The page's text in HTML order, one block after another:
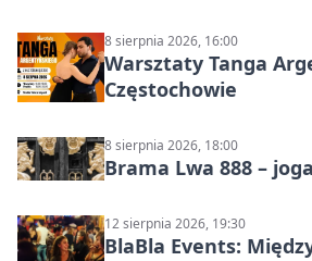
8 sierpnia 2026, 16:00
Warsztaty Tanga
Częstochowie
8 sierpnia 2026, 18:00
Brama Lwa 888 –
12 sierpnia 2026, 19:30
BlaBla Events: